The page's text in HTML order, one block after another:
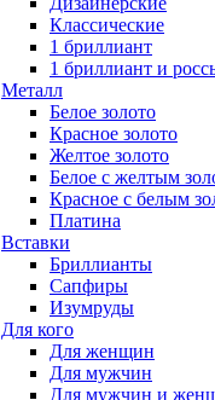
Классические
1 бриллиант
1 бриллиант и
Металл
Белое золото
Красное золото
Желтое золото
Белое с желтым
Красное с белым
Платина
Вставки
Бриллианты
Сапфиры
Изумруды
Для кого
Для женщин
Для мужчин
Для мужчин и